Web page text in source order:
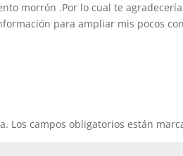
morrón .Por lo cual te
para ampliar mis pocos
Los campos obligatorios están